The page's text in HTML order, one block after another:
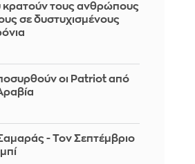
κρατούν τους ανθρώπους
σε δυστυχισμένους
οι Patriot από
- Τον Σεπτέμβριο